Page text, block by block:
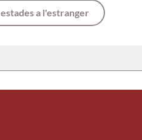
a l'estranger